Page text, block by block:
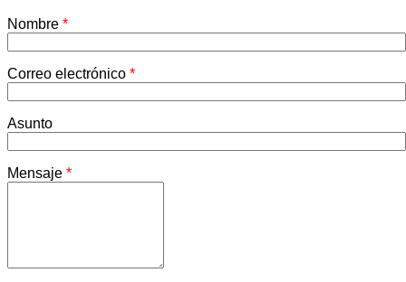
Nombre *
Correo electrónico *
Asunto
Mensaje *